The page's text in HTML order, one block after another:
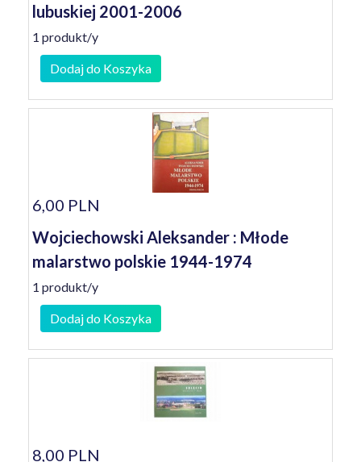
lubuskiej 2001-2006
1 produkt/y
Dodaj do Koszyka
6,00 PLN
Wojciechowski Aleksander : Młode
malarstwo polskie 1944-1974
1 produkt/y
Dodaj do Koszyka
8,00 PLN